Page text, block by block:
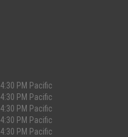
PM Pacific
PM Pacific
PM Pacific
PM Pacific
PM Pacific